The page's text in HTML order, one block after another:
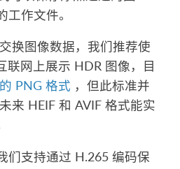
工作文件。
换图像数据，我们推荐使
联网上展示 HDR 图像，目
PNG 格式 ，但此标准并
来 HEIF 和 AVIF 格式能实
们支持通过 H.265 编码保